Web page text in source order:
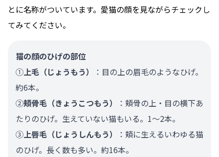
とに名称がついています。愛猫の顔を見ながらチェックし
てみてください。
猫の顔のひげの部位
① 上毛（じょうもう）
：目の上の眉毛のようなひげ。
約6本。
②頬骨毛（きょうこつもう）
：頬骨の上・目の横下あ
たりのひげ。生えていない猫もいる。1～2本。
③ 上唇毛（じょうしんもう）
：頬に生えるいわゆる猫
のひげ。長く数も多い。約16本。